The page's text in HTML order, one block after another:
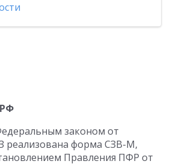
законом от
реализована форма СЗВ-М,
Правления ПФР от